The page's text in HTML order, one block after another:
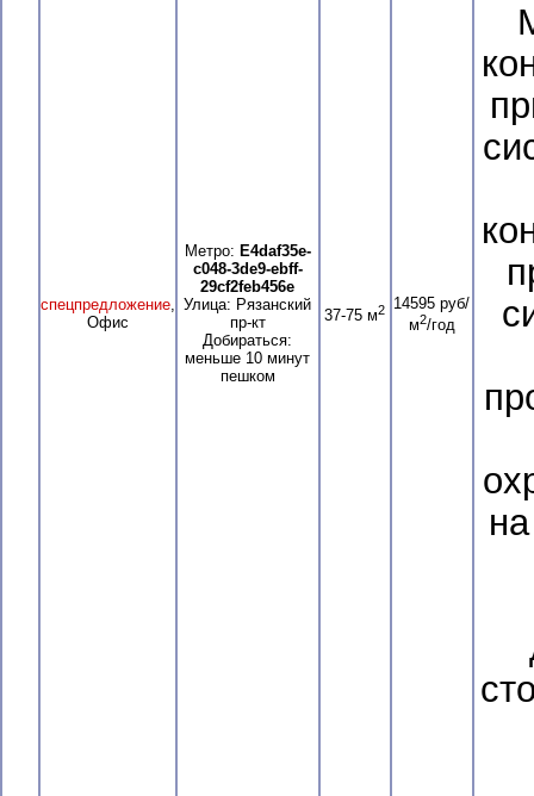
спецпредложение,
Офис
Метро: E4daf35e-
c048-3de9-ebff-
29cf2feb456e
Улица: Рязанский
пр-кт
Добираться:
меньше 10 минут
пешком
37-75 м2
14595 руб/
м2/год